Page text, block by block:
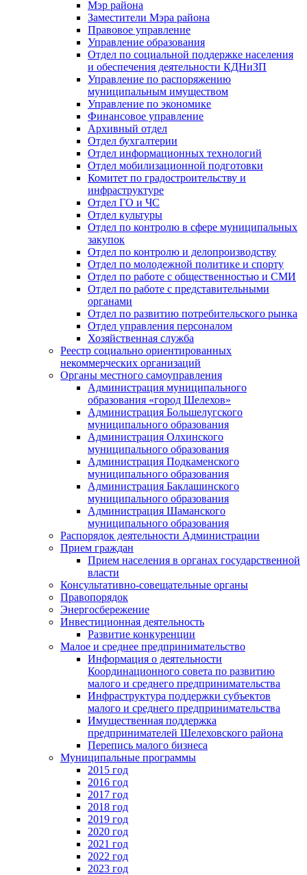
Мэр района
Заместители Мэра района
Правовое управление
Управление образования
Отдел по социальной поддержке населения
и обеспечения деятельности КДНиЗП
Управление по распоряжению
муниципальным имуществом
Управление по экономике
Финансовое управление
Архивный отдел
Отдел бухгалтерии
Отдел информационных технологий
Отдел мобилизационной подготовки
Комитет по градостроительству и
инфраструктуре
Отдел ГО и ЧС
Отдел культуры
Отдел по контролю в сфере муниципальных
закупок
Отдел по контролю и делопроизводству
Отдел по молодежной политике и спорту
Отдел по работе с общественностью и СМИ
Отдел по работе с представительными
органами
Отдел по развитию потребительского рынка
Отдел управления персоналом
Хозяйственная служба
Реестр социально ориентированных
некоммерческих организаций
Органы местного самоуправления
Администрация муниципального
образования «город Шелехов»
Администрация Большелугского
муниципального образования
Администрация Олхинского
муниципального образования
Администрация Подкаменского
муниципального образования
Администрация Баклашинского
муниципального образования
Администрация Шаманского
муниципального образования
Распорядок деятельности Администрации
Прием граждан
Прием населения в органах государственной
власти
Консультативно-совещательные органы
Правопорядок
Энергосбережение
Инвестиционная деятельность
Развитие конкуренции
Малое и среднее предпринимательство
Информация о деятельности
Координационного совета по развитию
малого и среднего предпринимательства
Инфраструктура поддержки субъектов
малого и среднего предпринимательства
Имущественная поддержка
предпринимателей Шелеховского района
Перепись малого бизнеса
Муниципальные программы
2015 год
2016 год
2017 год
2018 год
2019 год
2020 год
2021 год
2022 год
2023 год